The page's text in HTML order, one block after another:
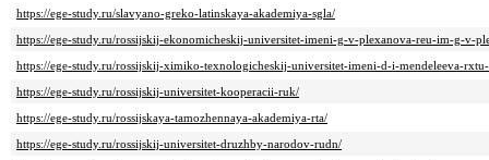
https://ege-study.ru/slavyano-greko-latinskaya-akademiya-sgla/
https://ege-study.ru/rossijskij-ekonomicheskij-universitet-imeni-g-v-plexanova-reu-im-g-v-
https://ege-study.ru/rossijskij-ximiko-texnologicheskij-universitet-imeni-d-i-mendeleeva-
https://ege-study.ru/rossijskij-universitet-kooperacii-ruk/
https://ege-study.ru/rossijskaya-tamozhennaya-akademiya-rta/
https://ege-study.ru/rossijskij-universitet-druzhby-narodov-rudn/